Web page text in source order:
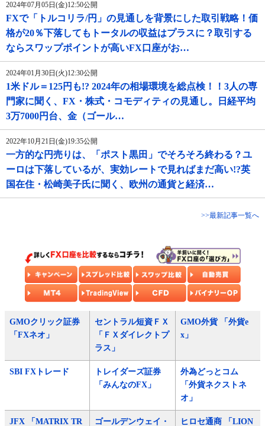
2024年07月05日(金)12:50公開
FXで「トルコリラ/円」の見通しを背景にした取引戦略！価
格が20％下落してもトータルの収益はプラスに？取引する
ならスワップポイントが高いFX口座がお…
2024年01月30日(火)12:30公開
1米ドル＝125円も!? 2024年の相場環境を総点検！！3人の専
門家に聞く、FX・株式・コモディティの見通し。日経平均
3万7000円台、金（ゴール…
2022年10月21日(金)19:35公開
一方的な円売りは、「ポスト黒田」でそろそろ終わる？ユ
ーロは下落しているが、実効レートで見ればまだ高い!?英
国在住・松崎美子氏に聞く、欧州の通貨と経済…
>>最新記事一覧へ
GMOクリック証券
「FXネオ」
セントラル短資ＦＸ
「ＦＸダイレクトプ
ラス」
GMO外貨 「外貨e
x」
SBI FXトレード
トレイダーズ証券
「みんなのFX」
外為どっとコム
「外貨ネクストネ
オ」
JFX 「MATRIX TR ゴールデンウェイ・ ヒロセ通商 「LION